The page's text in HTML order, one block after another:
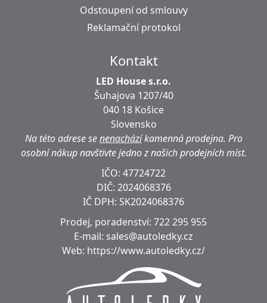
Odstoupení od smlouvy
Reklamační protokol
Kontakt
LED House s.r.o.
Šuhajova 1207/40
040 18 Košice
Slovensko
Na této adrese senenacházíkamenná prodejna. Pro
osobní nákup navštivte jedno z našich prodejních míst.
IČO: 47724722
DIČ: 2024068376
IČ DPH: SK2024068376
Prodej, poradenství: 722 295 955
E-mail: sales@autoledky.cz
Web: https://www.autoledky.cz/